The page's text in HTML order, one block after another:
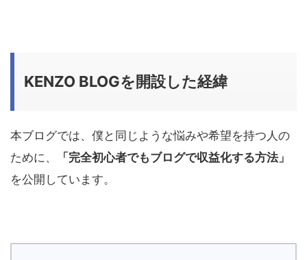
KENZO BLOGを開設した経緯
本ブログでは、僕と同じような悩みや希望を持つ人の
ために、
「完全初心者でもブログで収益化する方法」
を公開しています。